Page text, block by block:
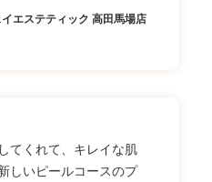
イエステティック 高田馬場店
てくれて、キレイな肌
しいピールコースのプ